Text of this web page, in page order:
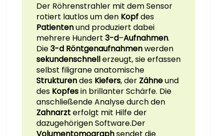
Der Röhrenstrahler mit dem Sensor
rotiert lautlos um den Kopfdes
Patientenund produziert dabei
mehrere Hundert 3-d–Aufnahmen.
Die3-d Röntgenaufnahmenwerden
sekundenschnellerzeugt, sie erfassen
selbst filigrane anatomische
Strukturendes Kiefers, der Zähneund
des Kopfesin brillanter Schärfe. Die
anschließende Analyse durch den
Zahnarzterfolgt mit Hilfe der
dazugehörigen Software.Der